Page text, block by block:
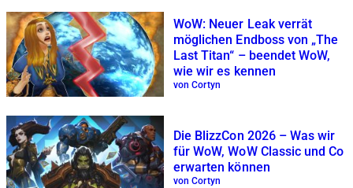
WoW: Neuer Leak verrät
möglichen Endboss von „The
Last Titan“ – beendet WoW,
wie wir es kennen
von Cortyn
Die BlizzCon 2026 – Was wir
für WoW, WoW Classic und Co
erwarten können
von Cortyn